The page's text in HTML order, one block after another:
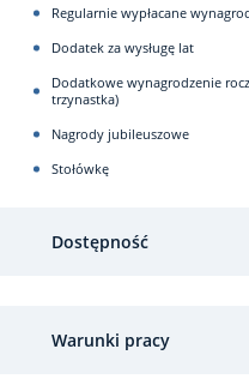
Regularnie wypłacane
Dodatek za wysługę lat
Dodatkowe wynagrodzenie
trzynastka)
Nagrody jubileuszowe
Stołówkę
Dostępność
Warunki pracy